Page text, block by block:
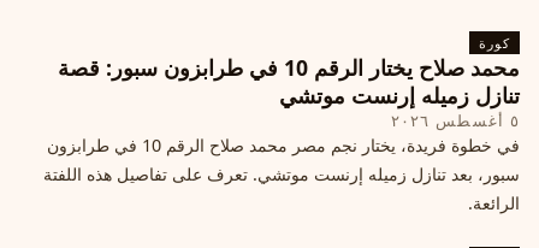
كورة
محمد صلاح يختار الرقم 10 في طرابزون سبور: قصة
تنازل زميله إرنست موتشي
٥ أغسطس ٢٠٢٦
في خطوة فريدة، يختار نجم مصر محمد صلاح الرقم 10 في طرابزون
سبور، بعد تنازل زميله إرنست موتشي. تعرف على تفاصيل هذه اللفتة
الرائعة.